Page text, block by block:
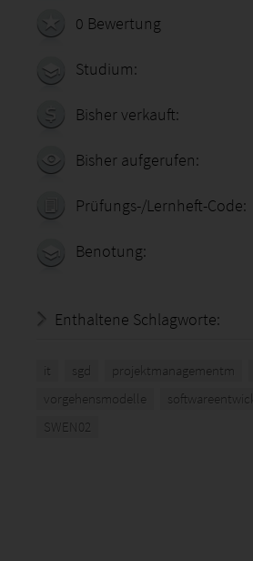
0 Bewertung
Studium:
Bisher verkauft:
Bisher aufgerufen:
Prüfungs-/Lernheft-Code:
Benotung:
Enthaltene Schlagworte:
it sgd projektmanagementm
vorgehensmodelle
SWEN02